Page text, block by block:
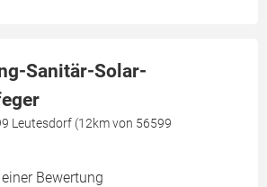
Sanitär-Solar-
Leutesdorf (12km von 56599
Bewertung